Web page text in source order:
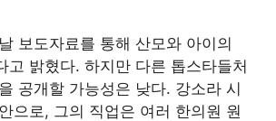
보도자료를 통해 산모와 아이의
고 밝혔다. 하지만 다른 톱스타들처
공개할 가능성은 낮다. 강소라 시
으로, 그의 직업은 여러 한의원 원